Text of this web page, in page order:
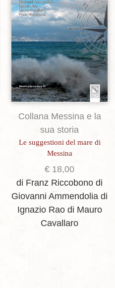
Collana Messina e la
sua storia
Le suggestioni del mare di
Messina
€ 18,00
di Franz Riccobono di
Giovanni Ammendolia di
Ignazio Rao di Mauro
Cavallaro